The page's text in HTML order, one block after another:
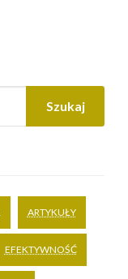
Szukaj
ARTYKUŁY
EFEKTYWNOŚĆ